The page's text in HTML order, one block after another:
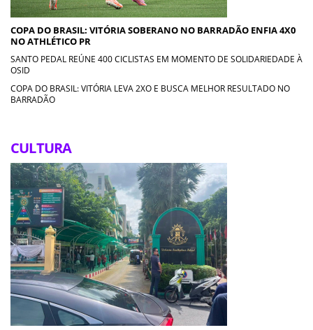
COPA DO BRASIL: VITÓRIA SOBERANO NO BARRADÃO ENFIA 4X0
NO ATHLÉTICO PR
SANTO PEDAL REÚNE 400 CICLISTAS EM MOMENTO DE SOLIDARIEDADE À
OSID
COPA DO BRASIL: VITÓRIA LEVA 2XO E BUSCA MELHOR RESULTADO NO
BARRADÃO
CULTURA